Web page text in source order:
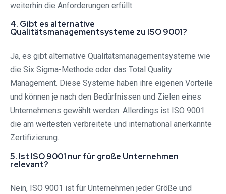
weiterhin die Anforderungen erfüllt.
4. Gibt es alternative
Qualitätsmanagementsysteme zu ISO 9001?
Ja, es gibt alternative Qualitätsmanagementsysteme wie
die Six Sigma-Methode oder das Total Quality
Management. Diese Systeme haben ihre eigenen Vorteile
und können je nach den Bedürfnissen und Zielen eines
Unternehmens gewählt werden. Allerdings ist ISO 9001
die am weitesten verbreitete und international anerkannte
Zertifizierung.
5. Ist ISO 9001 nur für große Unternehmen
relevant?
Nein, ISO 9001 ist für Unternehmen jeder Größe und